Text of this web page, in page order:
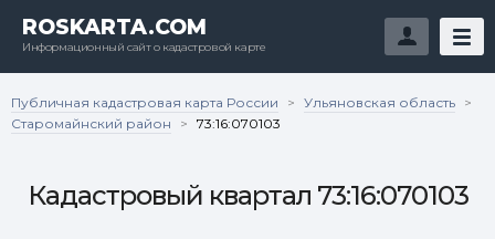
ROSKARTA.COM
Информационный сайт о кадастровой карте
Публичная кадастровая карта России > Ульяновская область >
Старомайнский район
> 73:16:070103
Кадастровый квартал 73:16:070103